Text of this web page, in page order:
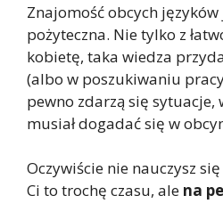
Znajomość obcych
pożyteczna. Nie tylko z
kobietę, taka wiedza
(albo w poszukiwaniu
pewno zdarzą się sytuacje,
musiał dogadać się w
Oczywiście nie nauczysz
Ci to trochę czasu, ale na